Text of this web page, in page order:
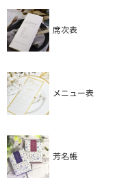
席次表
メニュー表
芳名帳